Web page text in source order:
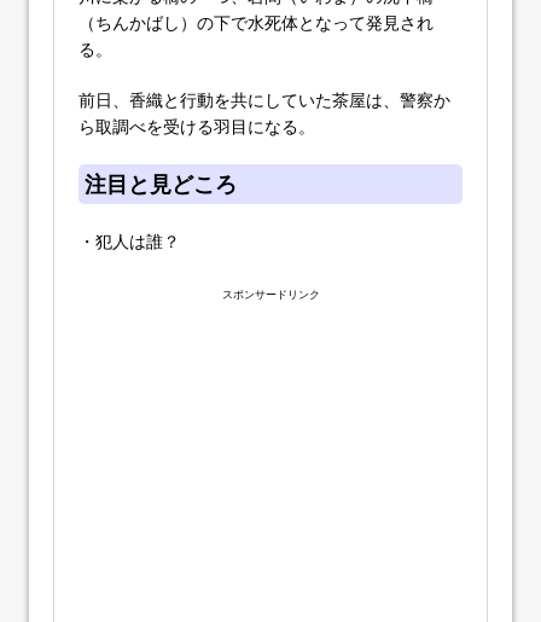
（ちんかばし）の下で水死体となって発見され
る。
前日、香織と行動を共にしていた茶屋は、警察か
ら取調べを受ける羽目になる。
注目と見どころ
・犯人は誰？
スポンサードリンク